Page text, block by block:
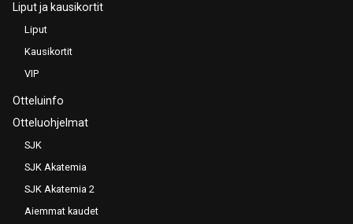
Liput ja kausikortit
Liput
Kausikortit
VIP
Otteluinfo
Otteluohjelmat
SJK
SJK Akatemia
SJK Akatemia 2
Aiemmat kaudet